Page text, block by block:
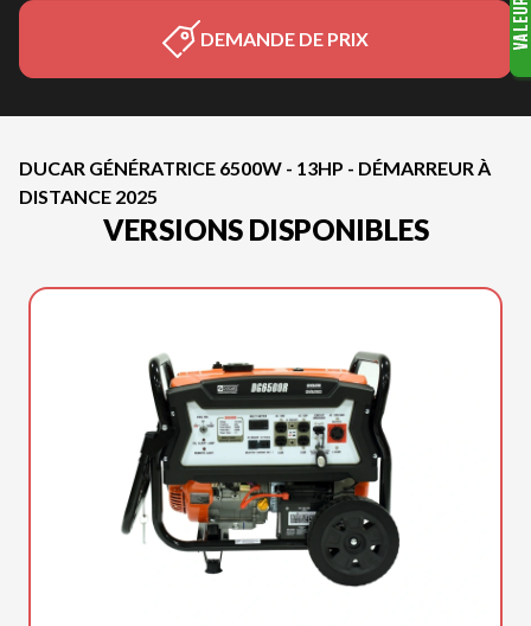
DEMANDE DE PRIX
DUCAR GÉNÉRATRICE 6500W - 13HP - DÉMARREUR À
DISTANCE 2025
VERSIONS DISPONIBLES